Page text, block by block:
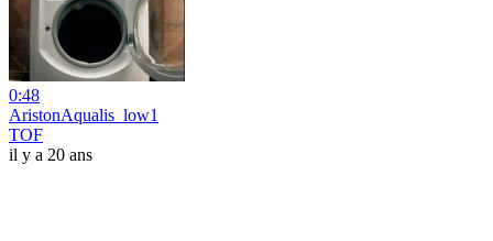
0:48
AristonAqualis_low1
TOF
il y a 20 ans